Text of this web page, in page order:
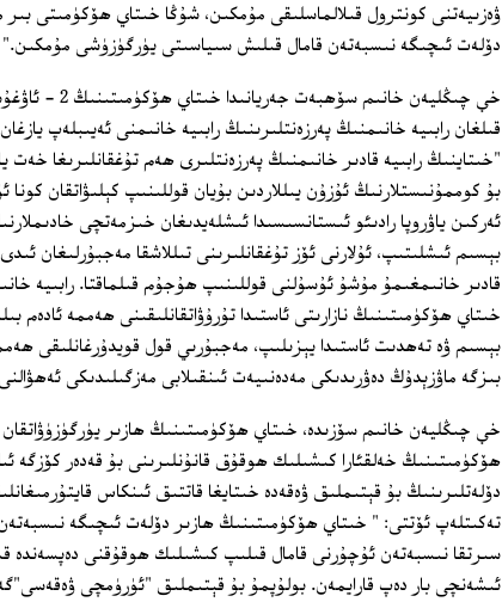
ۋەزىيەتنى كونترول قىلالماسلىقى مۇمكىن، شۇڭا خىتاي ھۆكۈمىتى بىر
دۆلەت ئىچىگە نىسبەتەن قامال قىلىش سىياسىتى يۈرگۈزۈشى مۇمكىن."
خې چىڭليەن
قىلغان رابىيە خانىمنىڭ پەرزەنتلىرىنىڭ رابىيە خانىمنى ئەيىبلەپ
"خىتاينىڭ رابىيە قادىر خانىمنىڭ پەرزەنتلىرى ھەم تۇغقانلىرىغا خەت
بۇ كوممۇنىستلارنىڭ ئۇزۇن يىللاردىن بۇيان قوللىنىپ كېلىۋاتقان
ئەركىن ياۋروپا رادىئو ئىستانسىسىدا ئىشلەيدىغان خىزمەتچى
بېسىم ئىشلىتىپ، ئۇلارنى ئۆز تۇغقانلىرىنى تىللاشقا مەجبۇرلىغان
قادىر خانىمغىمۇ مۇشۇ ئۇسۇلنى قوللىنىپ ھۇجۇم قىلماقتا. رابىيە
خىتاي ھۆكۈمىتىنىڭ نازارىتى ئاستىدا تۇرۇۋاتقانلىقىنى ھەممە ئادەم
بېسىم ۋە تەھدىت ئاستىدا يېزىلىپ، مەجبۇرىي قول قويدۇرغانلىقى
بىزگە ماۋزېدۇڭ دەۋرىدىكى مەدەنىيەت ئىنقىلابى مەزگىلىدىكى
خې چىڭليەن خانىم سۆزىدە، خىتاي ھۆكۈمىتىنىڭ ھازىر
ھۆكۈمىتىنىڭ خەلقئارا كىشىلىك ھوقۇق قانۇنلىرىنى بۇ قەدەر كۆزگە
دۆلەتلىرىنىڭ بۇ قېتىملىق ۋەقەدە خىتايغا قاتتىق ئىنكاس
تەكىتلەپ ئۆتتى: " خىتاي ھۆكۈمىتىنىڭ ھازىر دۆلەت ئىچىگە
سىرتقا نىسبەتەن ئۇچۇرنى قامال قىلىپ كىشىلىك ھوقۇقنى دەپسەندە
ئىشەنچى بار دەپ قارايمەن. بولۇپمۇ بۇ قېتىملىق "ئۈرۈمچى